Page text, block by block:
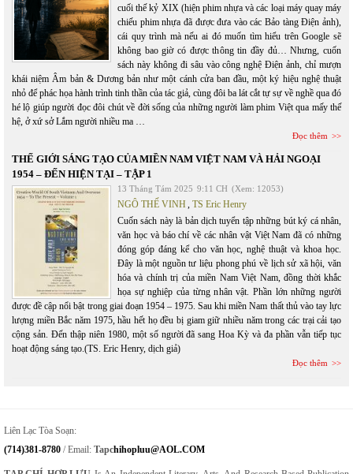
cuối thế kỷ XIX (hiện phim nhựa và các loại máy quay máy
chiếu phim nhựa đã được đưa vào các Bảo tàng Điện ảnh),
cái quy trình mà nếu ai đó muốn tìm hiểu trên Google sẽ
không bao giờ có được thông tin đầy đủ… Nhưng, cuốn
sách này không đi sâu vào công nghệ Điện ảnh, chỉ mượn
khái niệm Âm bản & Dương bản như một cánh cửa ban đầu, một ký hiệu nghệ thuật
nhỏ để phác họa hành trình tinh thần của tác giả, cùng đôi ba lát cắt tự sự về nghề qua đó
hé lộ giúp người đọc đôi chút về đời sống của những người làm phim Việt qua mấy thế
hệ, ở xứ sở Lắm người nhiều ma …
Đọc thêm
THẾ GIỚI SÁNG TẠO CỦA MIỀN NAM VIỆT NAM VÀ HẢI NGOẠI
1954 – ĐẾN HIỆN TẠI – TẬP 1
13 Tháng Tám 2025 9:11 CH (Xem: 12053)
NGÔ THẾ VINH, TS Eric Henry
Cuốn sách này là bản dịch tuyển tập những bút ký cá nhân,
văn học và báo chí về các nhân vật Việt Nam đã có những
đóng góp đáng kể cho văn học, nghệ thuật và khoa học.
Đây là một nguồn tư liệu phong phú về lịch sử xã hội, văn
hóa và chính trị của miền Nam Việt Nam, đồng thời khắc
họa sự nghiệp của từng nhân vật. Phần lớn những người
được đề cập nổi bật trong giai đoạn 1954 – 1975. Sau khi miền Nam thất thủ vào tay lực
lượng miền Bắc năm 1975, hầu hết họ đều bị giam giữ nhiều năm trong các trại cải tạo
cộng sản. Đến thập niên 1980, một số người đã sang Hoa Kỳ và đa phần vẫn tiếp tục
hoạt động sáng tạo.(TS. Eric Henry, dịch giả)
Đọc thêm
Liên Lạc Tòa Soạn:
(714)381-8780 / Email: TapcHihopluu@AOL.COM